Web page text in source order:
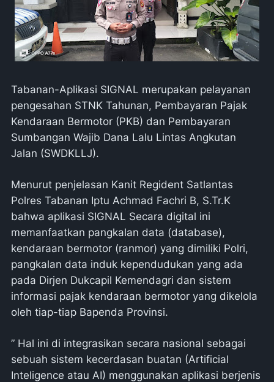
Tabanan-Aplikasi SIGNAL merupakan pelayanan
pengesahan STNK Tahunan, Pembayaran Pajak
Kendaraan Bermotor (PKB) dan Pembayaran
Sumbangan Wajib Dana Lalu Lintas Angkutan
Jalan (SWDKLLJ).
Menurut penjelasan Kanit Regident Satlantas
Polres Tabanan Iptu Achmad Fachri B, S.Tr.K
bahwa aplikasi SIGNAL Secara digital ini
memanfaatkan pangkalan data (database),
kendaraan bermotor (ranmor) yang dimiliki Polri,
pangkalan data induk kependudukan yang ada
pada Dirjen Dukcapil Kemendagri dan sistem
informasi pajak kendaraan bermotor yang dikelola
oleh tiap-tiap Bapenda Provinsi.
” Hal ini di integrasikan secara nasional sebagai
sebuah sistem kecerdasan buatan (Artificial
Inteligence atau AI) menggunakan aplikasi berjenis